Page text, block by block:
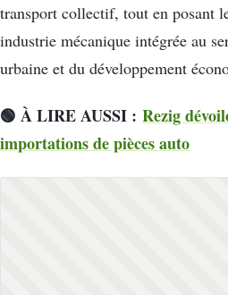
transport collectif, tout en posant
industrie mécanique intégrée au
urbaine et du développement
🟢 À LIRE AUSSI : Rezig
importations de pièces auto